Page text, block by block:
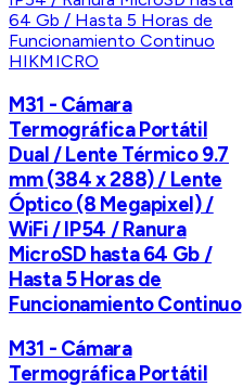
HIKMICRO
M31 - Cámara
Termográfica Portátil
Dual / Lente Térmico 9.7
mm (384 x 288) / Lente
Óptico (8 Megapixel) /
WiFi / IP54 / Ranura
MicroSD hasta 64 Gb /
Hasta 5 Horas de
Funcionamiento Continuo
M31 - Cámara
Termográfica Portátil